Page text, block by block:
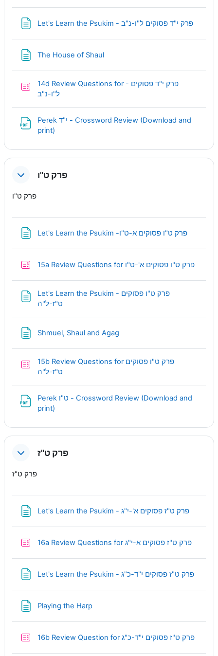
Let's Learn the Psukim - פרק י"ד פסוקים ל"ו-נ"בPage
The House of ShaulPage
14d Review Questions for - פרק י"ד פסוקים
ל"ו-נ"בQuiz
Perek י"ד - Crossword Review (Download and
print)
פרק ט"ו
פרק ט"ו
Let's Learn the Psukim -פרק ט"ו פסוקים א-ט"וPage
15a Review Questions for פרק ט"ו פסוקים א'-ט"וQuiz
Let's Learn the Psukim - פרק ט"ו פסוקים
ט"ז-ל"ה
Shmuel, Shaul and Agag
15b Review Questions for פרק ט"ו פסוקים
ט"ז-ל"ה
Perek ט"ו - Crossword Review (Download and
print)
פרק ט"ז
פרק ט"ז
Let's Learn the Psukim - פרק ט"ז פסוקים א'-י"גPage
16a Review Questions for פרק ט"ז פסוקים א-י"גQuiz
Let's Learn the Psukim - פרק ט"ז פסוקים י"ד-כ"גPage
Playing the HarpPage
16b Review Question for פרק ט"ז פסוקים י"ד-כ"גQuiz